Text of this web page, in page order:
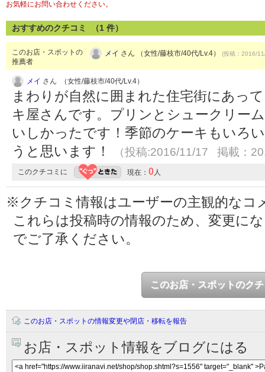
お気軽にお問い合わせください。
おすすめのクチコミ （1 件）
このお店・スポットの
推薦者
メイ さん （女性/藤枝市/40代/Lv.4） (投稿：2016/
メイ さん （女性/藤枝市/40代/Lv.4）
まわりが自然に囲まれた住宅街にあっ
キ屋さんです。プリンとシュークリー
いしかったです！季節のケーキもいろ
うと思います！
（投稿:2016/11/17 掲載：
このクチコミに 現在： 0人
※クチコミ情報はユーザーの主観的なコ
これらは投稿時の情報のため、変更に
でご了承ください。
このお店・スポットのク
このお店・スポットの情報変更や閉店・移転を報告
お店・スポット情報をブログにはる